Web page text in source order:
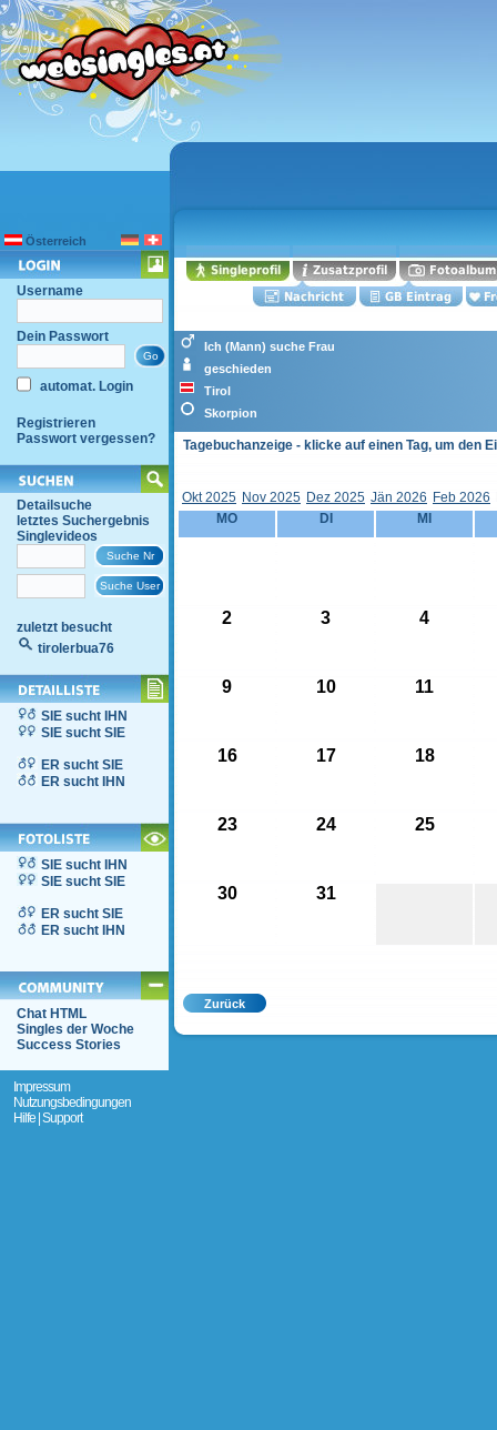
Österreich
Username
Dein Passwort
automat. Login
Registrieren
Passwort vergessen?
Detailsuche
letztes Suchergebnis
Singlevideos
zuletzt besucht
tirolerbua76
SIE sucht IHN
SIE sucht SIE
ER sucht SIE
ER sucht IHN
SIE sucht IHN
SIE sucht SIE
ER sucht SIE
ER sucht IHN
Chat HTML
Singles der Woche
Success Stories
Impressum
Nutzungsbedingungen
Hilfe | Support
Ich (Mann) suche Frau
geschieden
Tirol
Skorpion
Tagebuchanzeige - klicke auf einen Tag, um den
Okt 2025 Nov 2025 Dez 2025 Jän 2026 Feb 2026
MO
DI MI
2 3 4
9 10 11
16 17 18
23 24 25
30 31